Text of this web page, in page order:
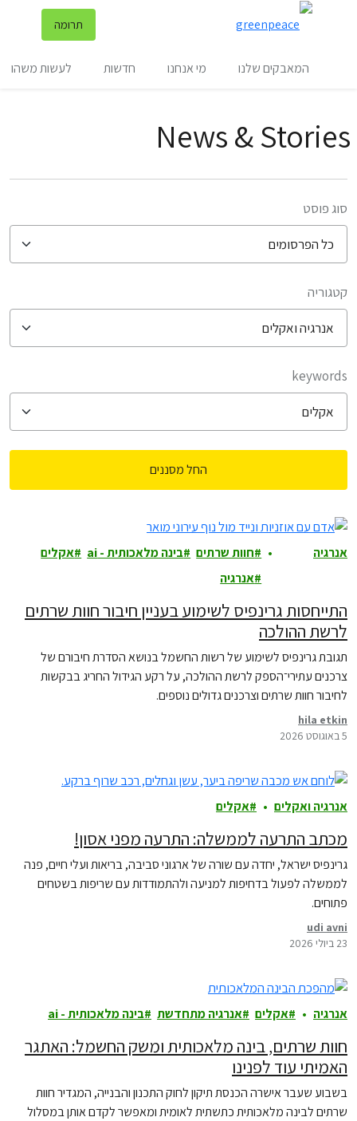
תרומה
המאבקים שלנו מי אנחנו חדשות לעשות משהו
News & Stories
סוג פוסט
קטגוריה
keywords
החל מסננים
filtered results
אנרגיה
חוות שרתים בינה מלאכותית - ai
אקלים
אנרגיה
התייחסות גרינפיס לשימוע בעניין חיבור חוות שרתים
לרשת ההולכה
תגובת גרינפיס לשימוע של רשות החשמל בנושא הסדרת חיבורם של
צרכנים עתירי־הספק לרשת ההולכה, על רקע הגידול החריג בבקשות
לחיבור חוות שרתים וצרכנים גדולים נוספים.
hila etkin
5 באוגוסט 2026
אנרגיה ואקלים אקלים
מכתב התרעה לממשלה: התרעה מפני אסון!
גרינפיס ישראל, יחדה עם שורה של ארגוני סביבה, בריאות ועלי חיים, פנה
לממשלה לפעול בדחיפות למניעה ולהתמודדות עם שריפות בשטחים
פתוחים.
udi avni
23 ביולי 2026
אנרגיה אקלים אנרגיה מתחדשת בינה מלאכותית - ai
חוות שרתים, בינה מלאכותית ומשק החשמל: האתגר
האמיתי עוד לפנינו
בשבוע שעבר אישרה הכנסת תיקון לחוק התכנון והבנייה, המגדיר חוות
שרתים לבינה מלאכותית כתשתית לאומית ומאפשר לקדם אותן במסלול